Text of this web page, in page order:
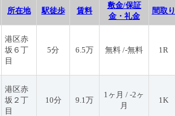
所在地 駅徒歩 賃料
敷金/保証
金・礼金
間取り
港区赤
坂６丁
目
5分 6.5万 無料 /-無料 1R
港区赤
坂２丁
目
10分 9.1万
1ヶ月 / -2ヶ
月
1K